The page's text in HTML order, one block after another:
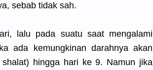
sebab tidak sah.
lalu pada suatu saat mengalami
ada kemungkinan darahnya akan
hingga hari ke 9. Namun jika